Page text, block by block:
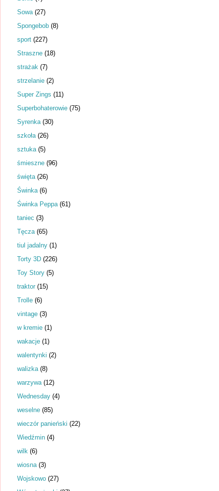
Sowa (27)
Spongebob (8)
sport (227)
Straszne (18)
strażak (7)
strzelanie (2)
Super Zings (11)
Superbohaterowie (75)
Syrenka (30)
szkoła (26)
sztuka (5)
śmieszne (96)
święta (26)
Świnka (6)
Świnka Peppa (61)
taniec (3)
Tęcza (65)
tiul jadalny (1)
Torty 3D (226)
Toy Story (5)
traktor (15)
Trolle (6)
vintage (3)
w kremie (1)
wakacje (1)
walentynki (2)
walizka (8)
warzywa (12)
Wednesday (4)
weselne (85)
wieczór panieński (22)
Wiedźmin (4)
wilk (6)
wiosna (3)
Wojskowo (27)